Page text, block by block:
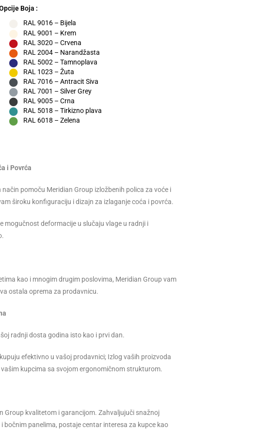
Boja :
RAL 9016 – Bijela
RAL 9001 – Krem
RAL 3020 – Crvena
RAL 2004 – Narandžasta
RAL 5002 – Tamnoplava
RAL 1023 – Žuta
RAL 7016 – Antracit Siva
RAL 7001 – Silver Grey
RAL 9005 – Crna
RAL 5018 – Tirkizno plava
RAL 6018 – Zelena
i Povrća
pomoču Meridian Group izložbenih polica za voće i
široku konfiguraciju i dizajn za izlaganje coća i povrća.
mogučnost deformacije u slučaju vlage u radnji i
kao i mnogim drugim poslovima, Meridian Group vam
ostala oprema za prodavnicu.
radnji dosta godina isto kao i prvi dan.
efektivno u vašoj prodavnici; Izlog vaših proizvoda
kupcima sa svojom ergonomičnom strukturom.
Group kvalitetom i garancijom. Zahvaljujuči snažnoj
panelima, postaje centar interesa za kupce kao